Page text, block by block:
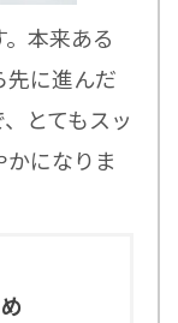
本来ある
先に進んだ
とてもスッ
になりま